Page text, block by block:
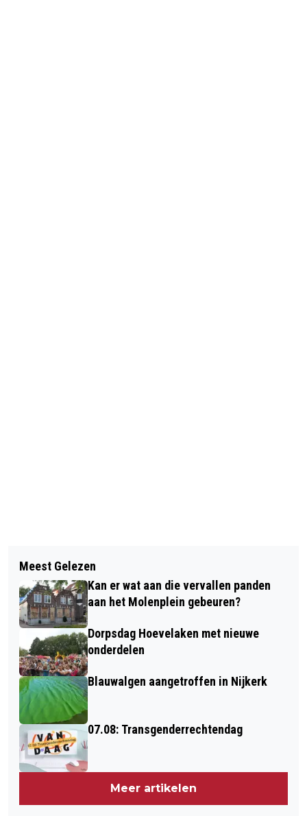
OVERVOLLE STUW VOOR ZORGMARKT
COLLECTE VOOR "EEN WAARDEVOLLE
LAATSTE LEVENSFASE"
Meest Gelezen
Kan er wat aan die vervallen panden
aan het Molenplein gebeuren?
Dorpsdag Hoevelaken met nieuwe
onderdelen
Blauwalgen aangetroffen in Nijkerk
07.08: Transgenderrechtendag
Meer artikelen